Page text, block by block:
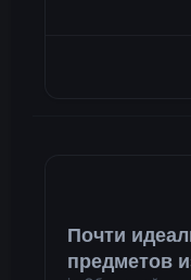
Почти
предметов